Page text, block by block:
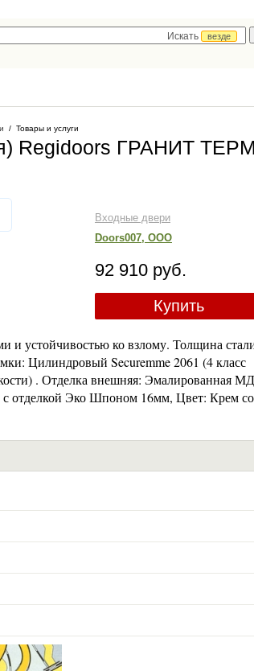
Искать
везде
/ Товары и услуги
Regidoors ГРАНИТ
Входные двери
Doors007, ООО
92 910 руб.
Купить
и устойчивостью ко взлому. Толщина
Цилиндровый Securemme 2061 (4 класс
. Отделка внешняя: Эмалированная
отделкой Эко Шпоном 16мм, Цвет: Крем